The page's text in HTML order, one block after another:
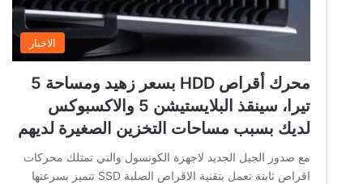
الاخبار
محرك أقراص HDD بسعر زهيد ومساحة 5
تيرا، سينقذ البلايستيشن 5 والاكسبوكس
لديك بسبب مساحات التخزين الصغيرة لديهم
مع صدور الجيل الجديد لاجهزة الكونسول والتي تمتلك محركات
اقراص ثابتة تعمل بتقنية الاقراص الصلبة SSD تتميز بسرعتها